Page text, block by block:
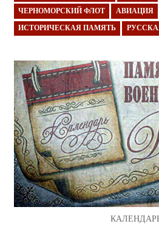
ЧЕРНОМОРСКИЙ ФЛОТ АВИАЦИЯ
ИСТОРИЧЕСКАЯ ПАМЯТЬ